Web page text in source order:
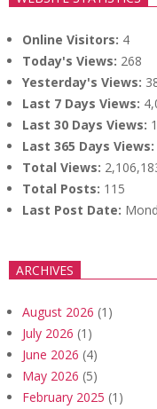
Online Visitors: 4
Today's Views: 268
Yesterday's Views:
Last 7 Days Views:
Last 30 Days Views:
Last 365 Days Views:
Total Views:
Total Posts: 115
Last Post Date:
ARCHIVES
August 2026 (1)
July 2026 (1)
June 2026 (4)
May 2026 (5)
February 2025 (1)